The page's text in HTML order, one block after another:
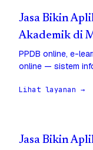
Jasa Bikin
Akademik di
PPDB online, e-
online — sistem
Lihat layanan →
Jasa Bikin